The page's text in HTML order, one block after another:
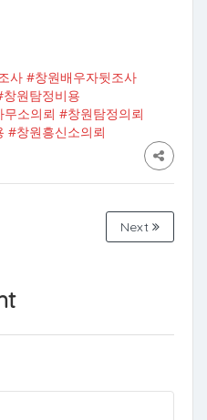
사 #창원배우자뒷조사
원탐정비용
소의뢰 #창원탐정의뢰
#창원흥신소의뢰
Next